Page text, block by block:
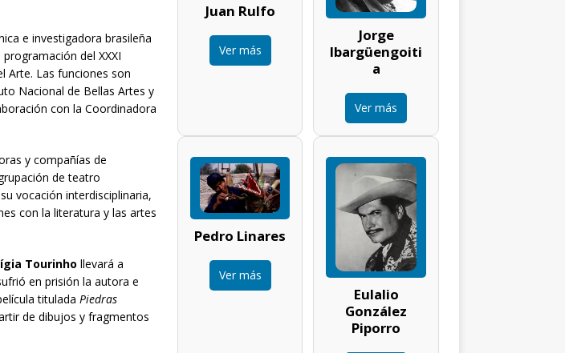
e investigadora brasileña
del XXXI
Arte. Las funciones son
Nacional de Bellas Artes y
con la Coordinadora
y compañías de
de teatro
vocación interdisciplinaria,
con la literatura y las artes
Tourinho llevará a
en prisión la autora e
titulada Piedras
de dibujos y fragmentos
Juan Rulfo
Ver más
Jorge
Ibargüengoiti
a
Ver más
Pedro Linares
Ver más
Eulalio
González
Piporro